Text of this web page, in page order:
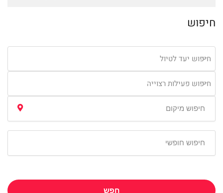
חיפוש
חיפוש יעד לטיול
חיפוש פעילות רצוייה
חפש